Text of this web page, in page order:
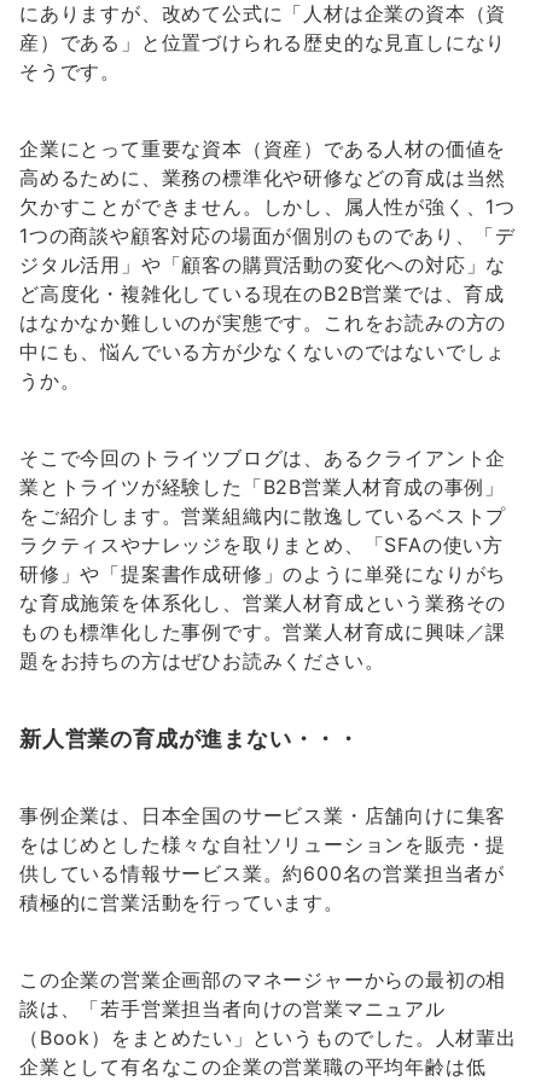
にありますが、改めて公式に「人材は企業の資本（資
産）である」と位置づけられる歴史的な見直しになり
そうです。
企業にとって重要な資本（資産）である人材の価値を
高めるために、業務の標準化や研修などの育成は当然
欠かすことができません。しかし、属人性が強く、1つ
1つの商談や顧客対応の場面が個別のものであり、「デ
ジタル活用」や「顧客の購買活動の変化への対応」な
ど高度化・複雑化している現在のB2B営業では、育成
はなかなか難しいのが実態です。これをお読みの方の
中にも、悩んでいる方が少なくないのではないでしょ
うか。
そこで今回のトライツブログは、あるクライアント企
業とトライツが経験した「B2B営業人材育成の事例」
をご紹介します。営業組織内に散逸しているベストプ
ラクティスやナレッジを取りまとめ、「SFAの使い方
研修」や「提案書作成研修」のように単発になりがち
な育成施策を体系化し、営業人材育成という業務その
ものも標準化した事例です。営業人材育成に興味／課
題をお持ちの方はぜひお読みください。
新人営業の育成が進まない・・・
事例企業は、日本全国のサービス業・店舗向けに集客
をはじめとした様々な自社ソリューションを販売・提
供している情報サービス業。約600名の営業担当者が
積極的に営業活動を行っています。
この企業の営業企画部のマネージャーからの最初の相
談は、「若手営業担当者向けの営業マニュアル
（Book）をまとめたい」というものでした。人材輩出
企業として有名なこの企業の営業職の平均年齢は低